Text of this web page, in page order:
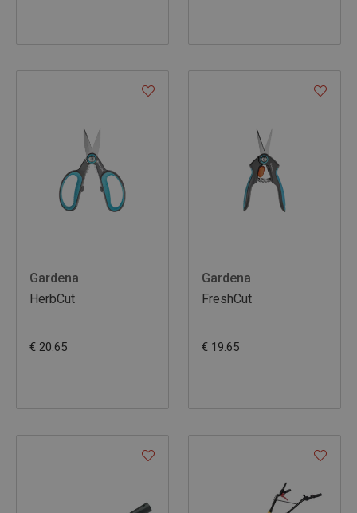
Gardena
HerbCut
€ 20.65
Gardena
FreshCut
€ 19.65